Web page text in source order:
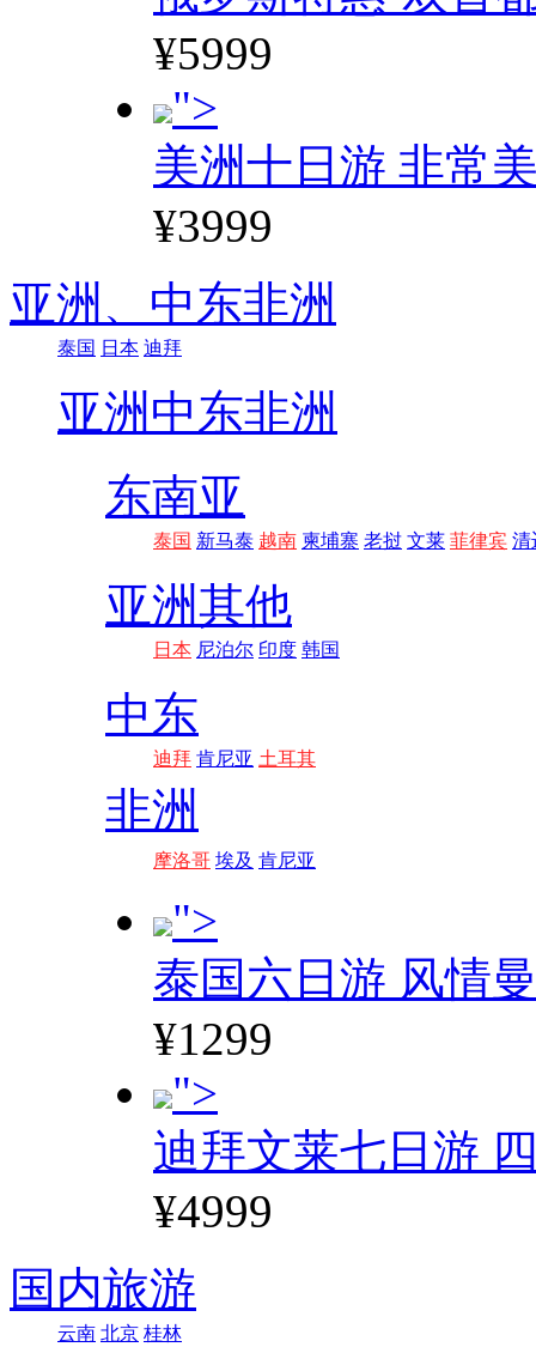
¥5999
">
美洲十日游 非常
¥3999
亚洲、 中东非洲
泰国 日本 迪拜
亚洲 中东非洲
东南亚
泰国 新马泰 越南 柬埔寨 老挝 文莱 菲律宾 清
亚洲其他
日本 尼泊尔 印度 韩国
中东
迪拜 肯尼亚 土耳其
非洲
摩洛哥 埃及 肯尼亚
">
泰国六日游 风情
¥1299
">
迪拜文莱七日游
¥4999
国内旅游
云南 北京 桂林